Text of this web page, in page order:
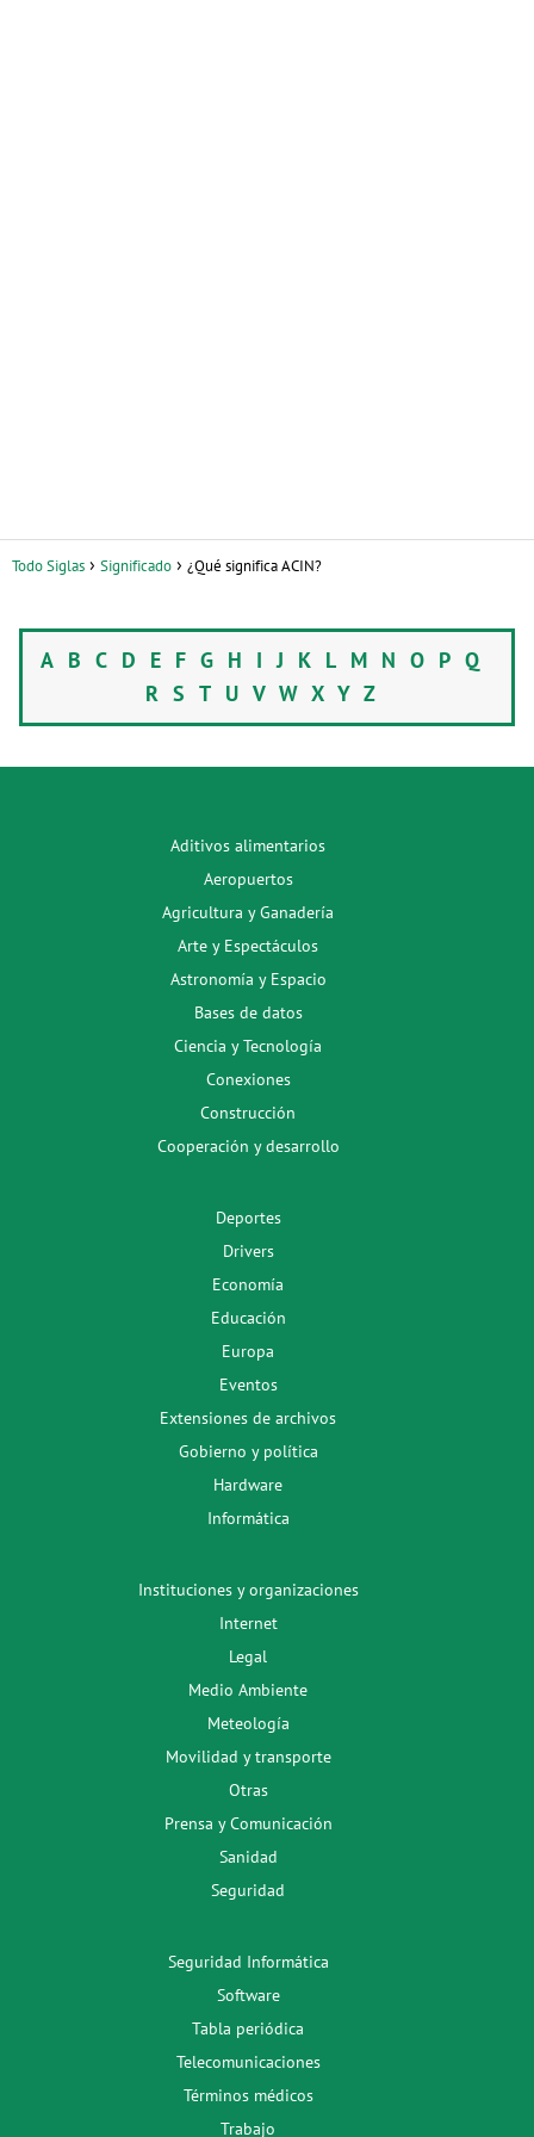
Todo Siglas Significado ¿Qué significa ACIN?
A B C D E F G H IJ K L M N O P Q
R S T U V W X Y Z
Aditivos alimentarios
Aeropuertos
Agricultura y Ganadería
Arte y Espectáculos
Astronomía y Espacio
Bases de datos
Ciencia y Tecnología
Conexiones
Construcción
Cooperación y desarrollo
Deportes
Drivers
Economía
Educación
Europa
Eventos
Extensiones de archivos
Gobierno y política
Hardware
Informática
Instituciones y organizaciones
Internet
Legal
Medio Ambiente
Meteología
Movilidad y transporte
Otras
Prensa y Comunicación
Sanidad
Seguridad
Seguridad Informática
Software
Tabla periódica
Telecomunicaciones
Términos médicos
Trabajo